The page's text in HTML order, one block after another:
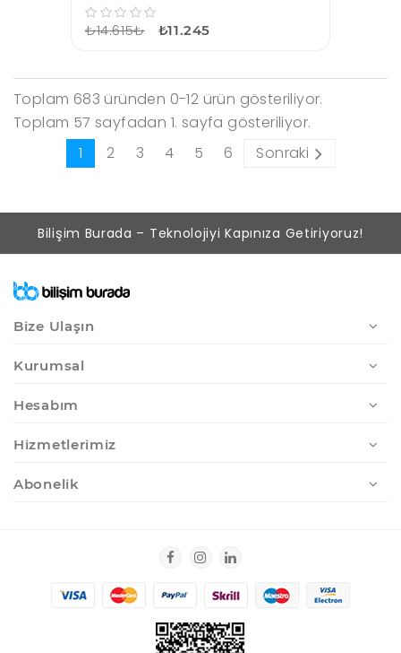
₺14.615₺ ₺11.245
Toplam 683 üründen 0-12 ürün gösteriliyor.
Toplam 57 sayfadan 1. sayfa gösteriliyor.
1
2 3 4 5 6 Sonraki
Bilişim Burada – Teknolojiyi Kapınıza Getiriyoruz!
Bize Ulaşın
Kurumsal
Hesabım
Hizmetlerimiz
Abonelik